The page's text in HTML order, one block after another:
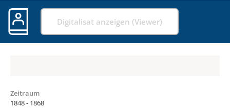
Digitalisat anzeigen (Viewer)
Zeitraum
1848 - 1868